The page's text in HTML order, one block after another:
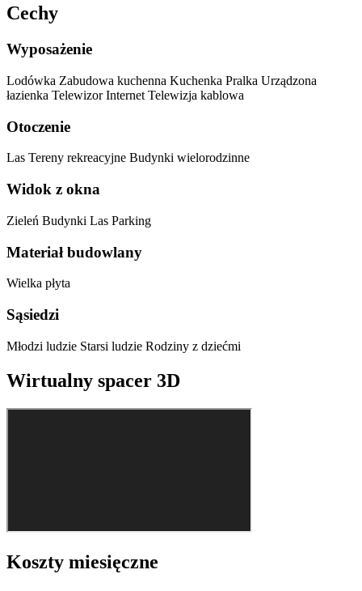
Cechy
Wyposażenie
Lodówka Zabudowa kuchenna Kuchenka Pralka Urządzona
łazienka TelewizorInternet Telewizja kablowa
Otoczenie
Las Tereny rekreacyjne Budynki wielorodzinne
Widok z okna
Zieleń Budynki Las Parking
Materiał budowlany
Wielka płyta
Sąsiedzi
Młodzi ludzie Starsi ludzie Rodziny z dziećmi
Wirtualny spacer 3D
Koszty miesięczne